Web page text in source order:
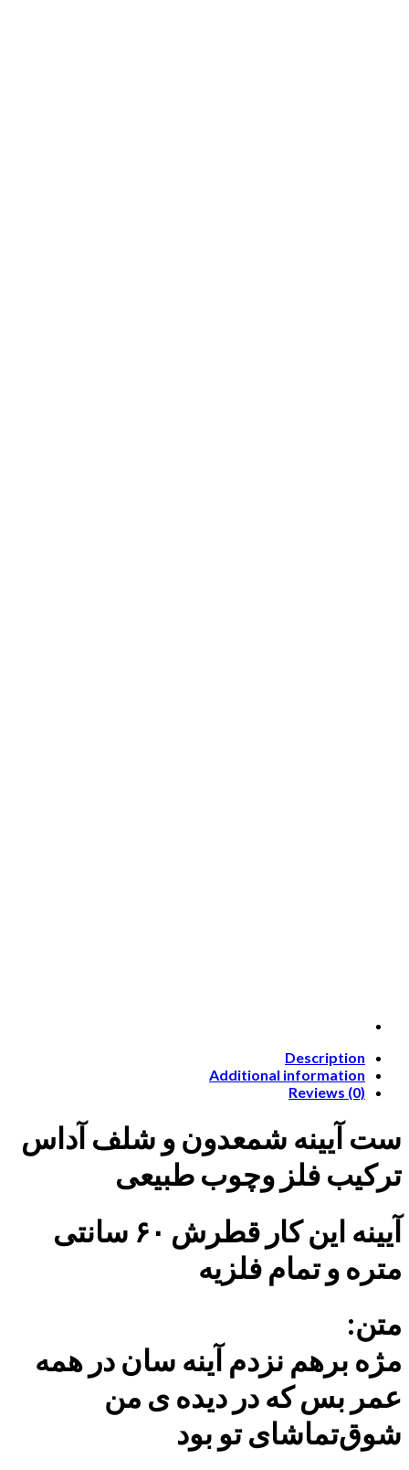
Description
Additional information
Reviews (0)
ست آیینه شمعدون و شلف آداس
ترکیب فلز و‌چوب طبیعی
آیینه این کار قطرش ۶۰ سانتی
متره و تمام فلزیه
متن:
مژه برهم نزدم آینه سان در همه
عمر بس که در دیده ی من
شوق‌تماشای تو بود